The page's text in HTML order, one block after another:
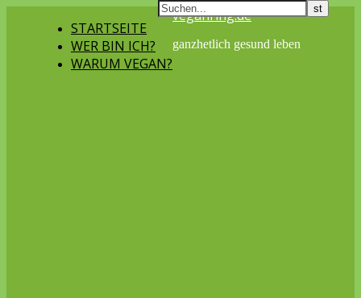
STARTSEITE
WER BIN ICH?
WARUM VEGAN?
veganring.de
ganzhetlich gesund leben